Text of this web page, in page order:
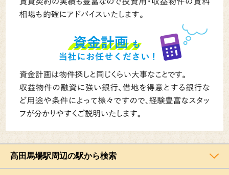
高田馬場駅周辺の駅から検索